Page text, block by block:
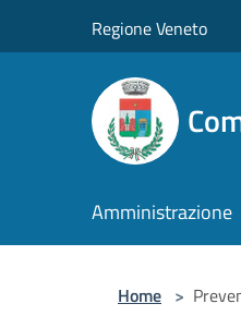
Regione Veneto
Amministrazione
Home >